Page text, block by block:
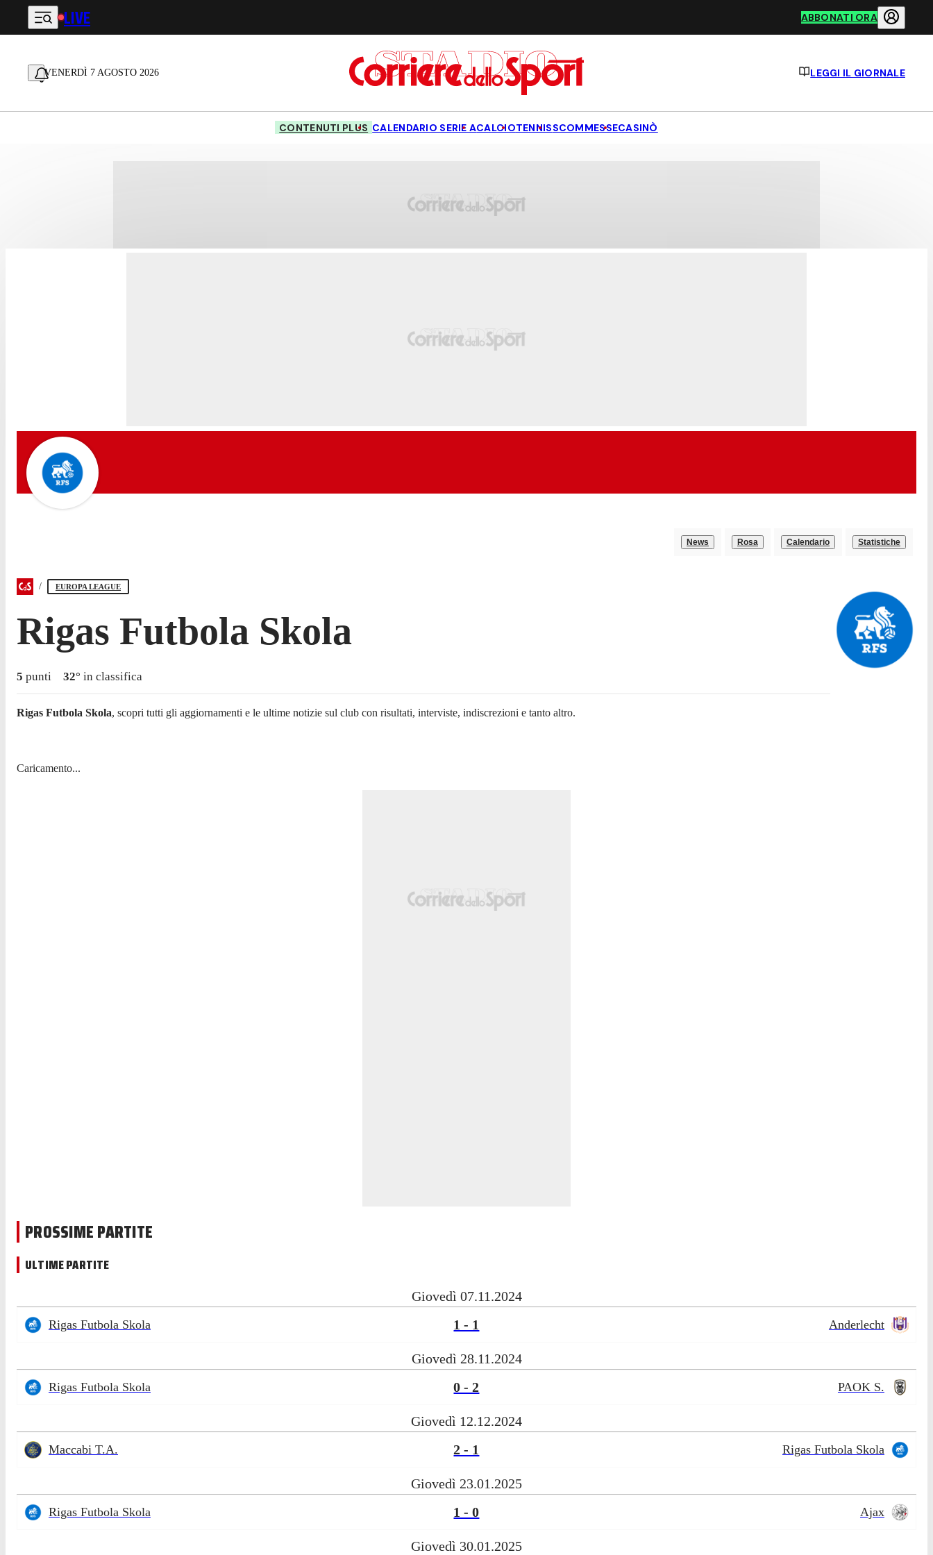
Vai al contenuto principale
LIVE ABBONATI ORA
VENERDÌ 7 AGOSTO 2026 LEGGI IL GIORNALE
CONTENUTI PLUS CALENDARIO SERIE ACALCIOTENNISSCOMMESSECASINÒ
News Rosa Calendario Statistiche
EUROPA LEAGUE
Rigas Futbola Skola
5 punti 32° in classifica
Rigas Futbola Skola, scopri tutti gli aggiornamenti e le ultime notizie sul club con risultati, interviste, indiscrezioni e tanto altro.
Caricamento...
PROSSIME PARTITE
ULTIME PARTITE
Giovedì 07.11.2024
Rigas Futbola Skola 1 - 1 Anderlecht
Giovedì 28.11.2024
Rigas Futbola Skola 0 - 2 PAOK S.
Giovedì 12.12.2024
Maccabi T.A. 2 - 1 Rigas Futbola Skola
Giovedì 23.01.2025
Rigas Futbola Skola 1 - 0 Ajax
Giovedì 30.01.2025